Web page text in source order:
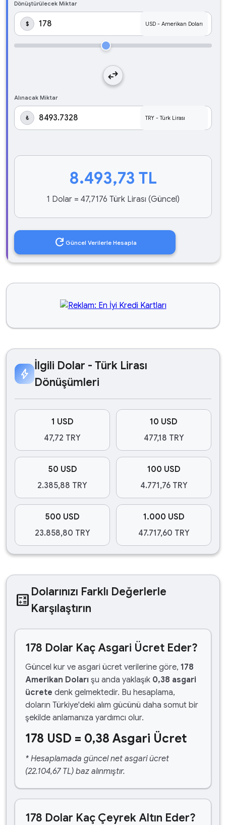
Dönüştürülecek Miktar
$
swap_horiz
Alınacak Miktar
₺
8.493,73 TL
1 Dolar = 47,7176 Türk Lirası (Güncel)
refresh Güncel Verilerle Hesapla
bolt
İlgili Dolar - Türk Lirası
Dönüşümleri
1 USD
47,72 TRY
10 USD
477,18 TRY
50 USD
2.385,88 TRY
100 USD
4.771,76 TRY
500 USD
23.858,80 TRY
1.000 USD
47.717,60 TRY
calculate Dolarınızı Farklı Değerlerle
Karşılaştırın
178 Dolar Kaç Asgari Ücret Eder?
Güncel kur ve asgari ücret verilerine göre, 178
Amerikan Doları şu anda yaklaşık 0,38 asgari
ücrete denk gelmektedir. Bu hesaplama,
doların Türkiye'deki alım gücünü daha somut bir
şekilde anlamanıza yardımcı olur.
178 USD = 0,38 Asgari Ücret
* Hesaplamada güncel net asgari ücret
(22.104,67 TL) baz alınmıştır.
178 Dolar Kaç Çeyrek Altın Eder?